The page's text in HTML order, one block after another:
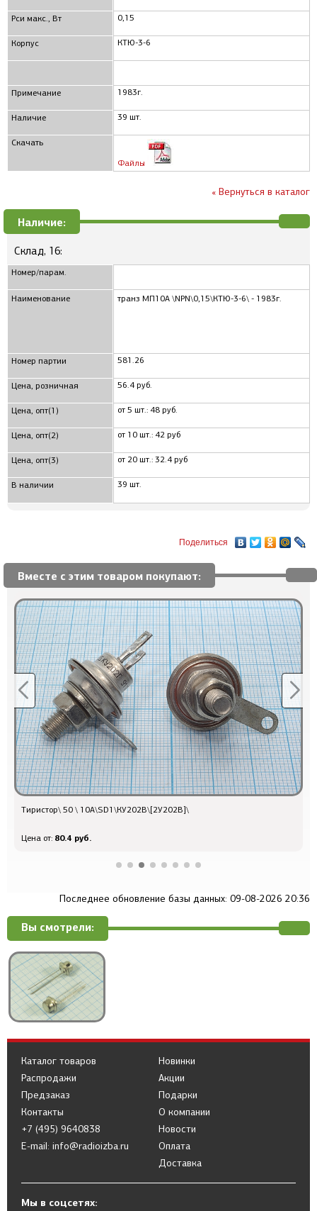
Pси макс., Вт
Корпус
Примечание
Наличие
Скачать
0,15
КТЮ-3-6
1983г.
39 шт.
Файлы
« Вернуться в каталог
Наличие:
Склад, 16:
Номер/парам.
Наименование
Номер партии
Цена, розничная
Цена, опт(1)
Цена, опт(2)
Цена, опт(3)
В наличии
транз МП10А \NPN\0,15\КТЮ-3-6\ - 1983г.
581.26
56.4 руб.
от 5 шт.: 48 руб.
от 10 шт.: 42 руб
от 20 шт.: 32.4 руб
39 шт.
Поделиться
Вместе с этим товаром покупают:
Тиристор\ 50 \ 10А\SD1\КУ202В\[2У202В]\
Цена от: 80.4 руб.
Последнее обновление базы данных: 09-08-2026 20:36
Вы смотрели:
Каталог товаров
Распродажи
Предзаказ
Новинки
Акции
Подарки
Контакты
+7 (495) 9640838
E-mail: info@radioizba.ru
О компании
Новости
Оплата
Доставка
Мы в соцсетях: